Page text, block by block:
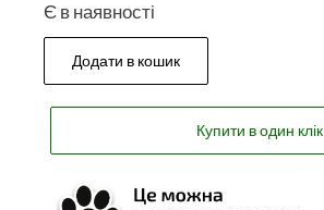
Є в наявності
Додати в кошик
Купити в один клік